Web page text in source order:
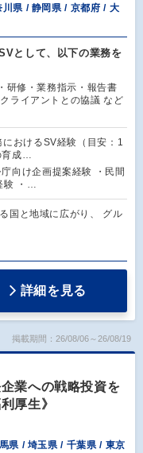
県 / 静岡県 / 京都府 / 大
として、以下の業務を
研修・業務指示・報告書
ライアントとの協議 など
におけるSV経験（目安：1
育成…
向け企画提案経験 ・民間
験 ・…
国と地域に広がり、 グル
詳細を見る
掲載期間：26/08/06～26/08/19
業への戦略投資を
厚生》
県 / 埼玉県 / 千葉県 / 東京